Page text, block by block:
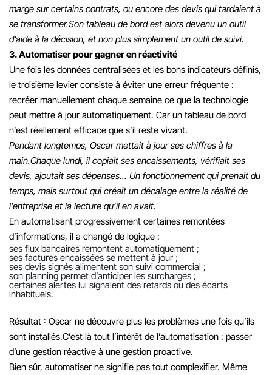
marge sur certains contrats, ou encore des devis qui tardaient à
se transformer.Son tableau de bord est alors devenu un outil
d’aide à la décision, et non plus simplement un outil de suivi.
3. Automatiser pour gagner en réactivité
Une fois les données centralisées et les bons indicateurs définis,
le troisième levier consiste à éviter une erreur fréquente :
recréer manuellement chaque semaine ce que la technologie
peut mettre à jour automatiquement. Car un tableau de bord
n’est réellement efficace que s’il reste vivant.
Pendant longtemps, Oscar mettait à jour ses chiffres à la
main.Chaque lundi, il copiait ses encaissements, vérifiait ses
devis, ajoutait ses dépenses… Un fonctionnement qui prenait du
temps, mais surtout qui créait un décalage entre la réalité de
l’entreprise et la lecture qu’il en avait.
En automatisant progressivement certaines remontées
d’informations, il a changé de logique :
ses flux bancaires remontent automatiquement ;
ses factures encaissées se mettent à jour ;
ses devis signés alimentent son suivi commercial ;
son planning permet d’anticiper les surcharges ;
certaines alertes lui signalent des retards ou des écarts
inhabituels.
Résultat : Oscar ne découvre plus les problèmes une fois qu’ils
sont installés.C’est là tout l’intérêt de l’automatisation : passer
d’une gestion réactive à une gestion proactive.
Bien sûr, automatiser ne signifie pas tout complexifier. Même